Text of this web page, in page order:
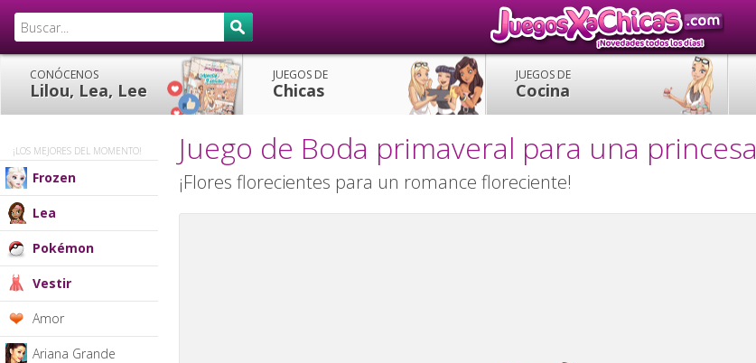
CONÓCENOS
Lilou, Lea, Lee
JUEGOS DE
Chicas
JUEGOS DE
Cocina
¡LOS MEJORES DEL MOMENTO!
Frozen
Lea
Pokémon
Vestir
Amor
Ariana Grande
Juego de Boda primaveral para una princesa
¡Flores florecientes para un romance floreciente!